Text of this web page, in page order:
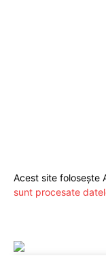
Acest site folosește
sunt procesate